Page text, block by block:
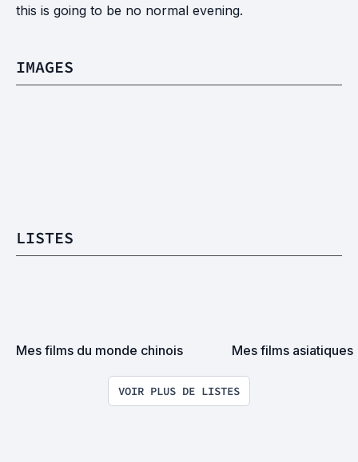
this is going to be no normal evening.
IMAGES
LISTES
Mes films du monde chinois Mes films asiatiques
VOIR PLUS DE LISTES